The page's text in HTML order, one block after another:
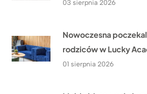
03 sierpnia 2026
Nowoczesna
rodziców w Lucky
01 sierpnia 2026